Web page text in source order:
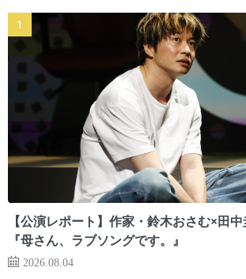
【公演レポート】作家・鈴木おさむ×田
『母さん、ラブソングです。』
2026.08.04